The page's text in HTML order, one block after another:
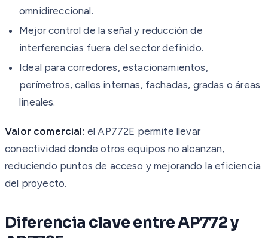
omnidireccional.
Mejor control de la señal y reducción de
interferencias fuera del sector definido.
Ideal para corredores, estacionamientos,
perímetros, calles internas, fachadas, gradas o áreas
lineales.
Valor comercial: el AP772E permite llevar
conectividad donde otros equipos no alcanzan,
reduciendo puntos de acceso y mejorando la eficiencia
del proyecto.
Diferencia clave entre AP772 y